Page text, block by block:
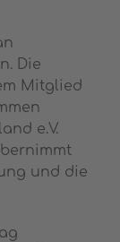
Die
Mitglied
e.V.
und die